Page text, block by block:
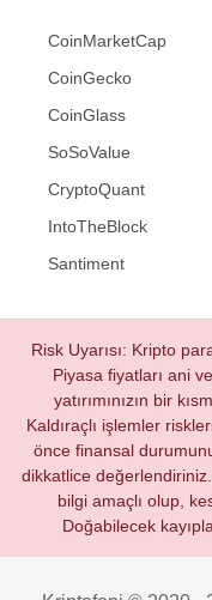
CoinMarketCap
CoinGecko
CoinGlass
SoSoValue
CryptoQuant
IntoTheBlock
Santiment
Risk Uyarısı: Kripto
Piyasa fiyatları ani
yatırımınızın bir
Kaldıraçlı işlemler
önce finansal
dikkatlice
bilgi amaçlı olup,
Doğabilecek